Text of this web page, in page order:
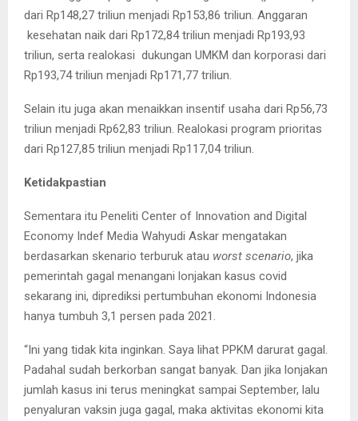
dari Rp148,27 triliun menjadi Rp153,86 triliun. Anggaran
kesehatan naik dari Rp172,84 triliun menjadi Rp193,93
triliun, serta realokasi dukungan UMKM dan korporasi dari
Rp193,74 triliun menjadi Rp171,77 triliun.
Selain itu juga akan menaikkan insentif usaha dari Rp56,73
triliun menjadi Rp62,83 triliun. Realokasi program prioritas
dari Rp127,85 triliun menjadi Rp117,04 triliun.
Ketidakpastian
Sementara itu Peneliti Center of Innovation and Digital
Economy Indef Media Wahyudi Askar mengatakan
berdasarkan skenario terburuk atau worst scenario, jika
pemerintah gagal menangani lonjakan kasus covid
sekarang ini, diprediksi pertumbuhan ekonomi Indonesia
hanya tumbuh 3,1 persen pada 2021.
“Ini yang tidak kita inginkan. Saya lihat PPKM darurat gagal.
Padahal sudah berkorban sangat banyak. Dan jika lonjakan
jumlah kasus ini terus meningkat sampai September, lalu
penyaluran vaksin juga gagal, maka aktivitas ekonomi kita